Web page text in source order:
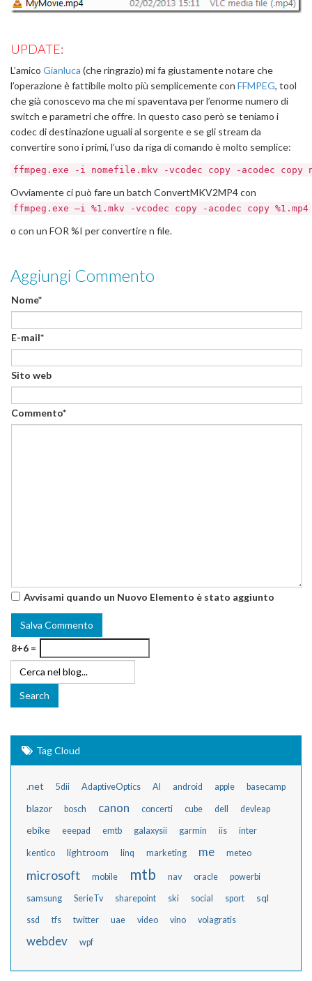
UPDATE:
L’amico Gianluca (che ringrazio) mi fa giustamente notare che
l’operazione è fattibile molto più semplicemente con FFMPEG, tool
che già conoscevo ma che mi spaventava per l’enorme numero di
switch e parametri che offre. In questo caso però se teniamo i
codec di destinazione uguali al sorgente e se gli stream da
convertire sono i primi, l’uso da riga di comando è molto semplice:
ffmpeg.exe -i nomefile.mkv -vcodec copy -acodec copy
Ovviamente ci può fare un batch ConvertMKV2MP4 con
ffmpeg.exe –i %1.mkv -vcodec copy -acodec copy %1.mp4
o con un FOR %I per convertire n file.
Aggiungi Commento
Nome*
E-mail*
Sito web
Commento*
Avvisami quando un Nuovo Elemento è stato aggiunto
8+6 =
Tag Cloud
.net 5dii AdaptiveOptics AI android apple basecamp
blazor bosch canon concerti cube dell devleap
ebike eeepad emtb galaxysii garmin iis inter
kentico lightroom linq marketing me meteo
microsoft mobile mtb nav oracle powerbi
samsung SerieTv sharepoint ski social sport sql
ssd tfs twitter uae video vino volagratis
webdev wpf